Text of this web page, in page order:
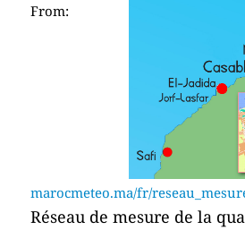
From:
marocmeteo.ma/fr/
Réseau de mesure de la